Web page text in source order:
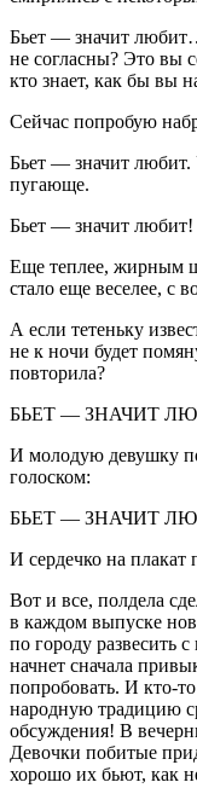
Бьет — значит
не согласны? Это вы
кто знает, как бы вы
Сейчас попробую
Бьет — значит любит.
пугающе.
Бьет — значит любит!
Еще теплее, жирным
стало еще веселее, с
А если тетеньку
не к ночи будет
повторила?
БЬЕТ — ЗНАЧИТ
И молодую девушку
голоском:
БЬЕТ — ЗНАЧИТ
И сердечко на плакат
Вот и все, полдела
в каждом выпуске
по городу развесить
начнет сначала
попробовать. И кто-
народную традицию
обсуждения! В
Девочки побитые
хорошо их бьют, как